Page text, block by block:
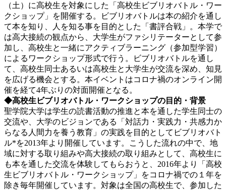
（土）に高校生を対象にした「高校生ビブリオバトル・ワー
クショップ」を開催する。ビブリオバトルは本の紹介を通し
て本を知り、人を知る事を目的とした「書評合戦」。本学で
は高大接続の観点から、大学生がファシリテーターとして参
加し、高校生と一緒にアクティブラーニング（参加型学習）
によるワークショップ形式で行う。ビブリオバトルを通し
て、高校生同士あるいは高校生と大学生が交流を深め、知見
を広げる機会とする。本イベントはコロナ禍のオンライン開
催を経て4年ぶりの対面開催となる。
◆高校生ビブリオバトル・ワークショップの目的・背景
聖学院大学は学生の読書活動の推進と本を通した学生同士の
交流や、大学のビジョンである「対話力・実践力・共感力か
らなる人間力を養う教育」の実践を目的としてビブリオバト
ル*を2013年より開催しています。こうした流れの中で、地
域に対する取り組みや高大接続の取り組みとして、高校生に
も本を通した交流を体験してもらおうと、2016年より「高校
生ビブリオバトル・ワークショップ」をコロナ禍での１年を
除き毎年開催しています。対象は全国の高校生で、参加した